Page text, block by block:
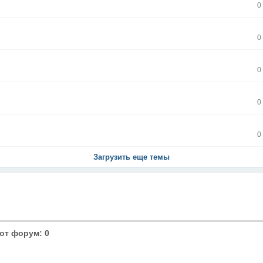
0
0
0
0
0
Загрузить еще темы
форум: 0